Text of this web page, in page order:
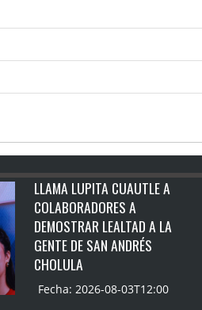
LLAMA LUPITA CUAUTLE A
COLABORADORES A
DEMOSTRAR LEALTAD A LA
GENTE DE SAN ANDRÉS
CHOLULA
Fecha: 2026-08-03T12:00